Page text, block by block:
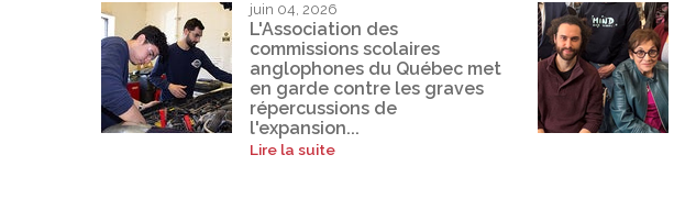
juin 04, 2026
L'Association des
commissions scolaires
anglophones du Québec met
en garde contre les graves
répercussions de
l'expansion...
Lire la suite